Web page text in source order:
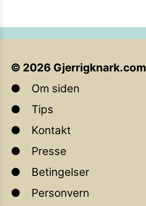
© 2026 Gjerrigknark.com
Om siden
Tips
Kontakt
Presse
Betingelser
Personvern